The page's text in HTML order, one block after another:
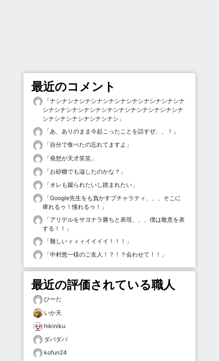
最近のコメント
「ナシナシナシナシナシナシナシナシナシナシナシナ
シナシナシナシナシナシナシナシナシナシナシナシナ
シナシナシナシナシナシナシ 」
「あ、ありのまま今起こったことを話すぜ、、！ 」
「自分で食べたの忘れてますよ 」
「発想が天才笑笑 」
「お砂糖でも溢したのかな？ 」
「オレも蹴られたいし踏まれたい 」
「Google先生をも負かすブチャラティ、、、そこに
痺れるゥ！憧れるゥ！ 」
「アリデルをサヨナラ勝ちと表現、、、僕は敬意を表
する！！ 」
「難しいィィィイイイイ！！！ 」
「中村悠一様のご友人！？！？会わせて！！ 」
最近の評価されている職人
ひーた
いか天
hikiniku
ダバダバ
kofun24